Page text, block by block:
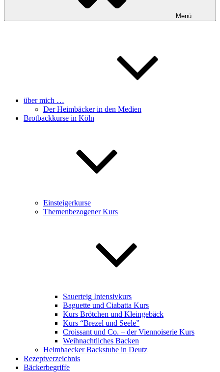
Menü
über mich …
Der Heimbäcker in den Medien
Brotbackkurse in Köln
Einsteigerkurse
Themenbezogener Kurs
Sauerteig Intensivkurs
Baguette und Ciabatta Kurs
Kurs Brötchen und Kleingebäck
Kurs “Brezel und Seele”
Croissant und Co. – der Viennoiserie Kurs
Weihnachtliches Backen
Heimbaecker Backstube in Deutz
Rezeptverzeichnis
Bäckerbegriffe